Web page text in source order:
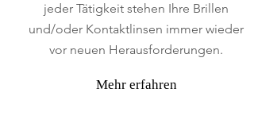
jeder Tätigkeit stehen Ihre Brillen
und/oder Kontaktlinsen immer wieder
vor neuen Herausforderungen.
Mehr erfahren